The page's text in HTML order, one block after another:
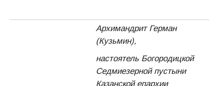
Архимандрит Герман
(Кузьмин),
настоятель Богородицкой
Седмиезерной пустыни
Казанской епархии